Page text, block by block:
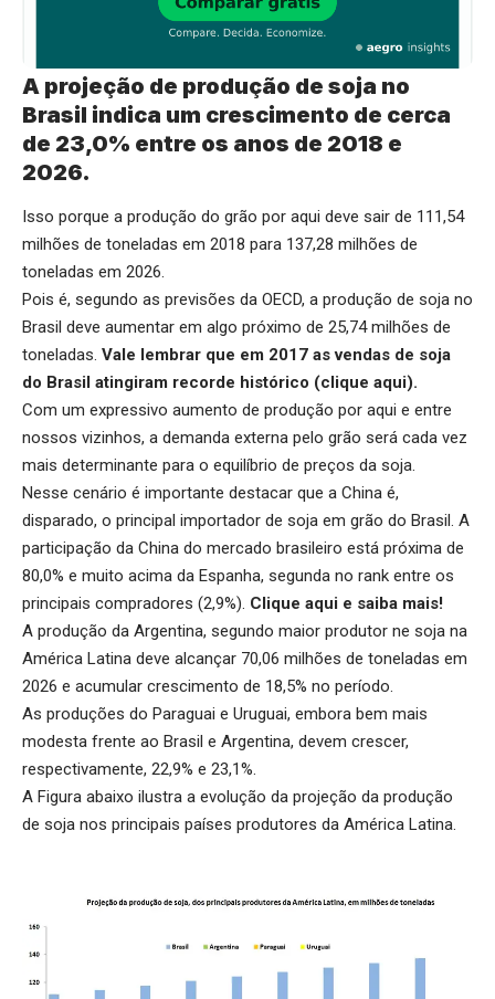
A projeção de produção de soja no
Brasil indica um crescimento de cerca
de 23,0% entre os anos de 2018 e
2026.
Isso porque a produção do grão por aqui deve sair de 111,54
milhões de toneladas em 2018 para 137,28 milhões de
toneladas em 2026.
Pois é, segundo as previsões da OECD, a produção de soja no
Brasil deve aumentar em algo próximo de 25,74 milhões de
toneladas. Vale lembrar que em 2017 as vendas de soja
do Brasil atingiram recorde histórico (clique aqui).
Com um expressivo aumento de produção por aqui e entre
nossos vizinhos, a demanda externa pelo grão será cada vez
mais determinante para o equilíbrio de preços da soja.
Nesse cenário é importante destacar que a China é,
disparado, o principal importador de soja em grão do Brasil. A
participação da China do mercado brasileiro está próxima de
80,0% e muito acima da Espanha, segunda no rank entre os
principais compradores (2,9%). Clique aqui e saiba mais!
A produção da Argentina, segundo maior produtor ne soja na
América Latina deve alcançar 70,06 milhões de toneladas em
2026 e acumular crescimento de 18,5% no período.
As produções do Paraguai e Uruguai, embora bem mais
modesta frente ao Brasil e Argentina, devem crescer,
respectivamente, 22,9% e 23,1%.
A Figura abaixo ilustra a evolução da projeção da produção
de soja nos principais países produtores da América Latina.